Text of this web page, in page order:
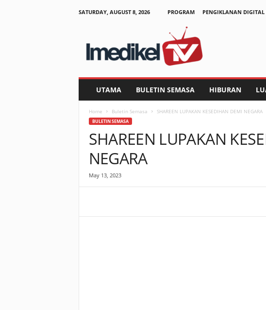
SATURDAY, AUGUST 8, 2026 PROGRAM PENGIKLANAN DIGITAL
UTAMA BULETIN SEMASA HIBURAN
Home Buletin Semasa SHAREEN LUPAKAN KESEDIHAN DEMI NEGARA
BULETIN SEMASA
SHAREEN LUPAKAN
NEGARA
May 13, 2023